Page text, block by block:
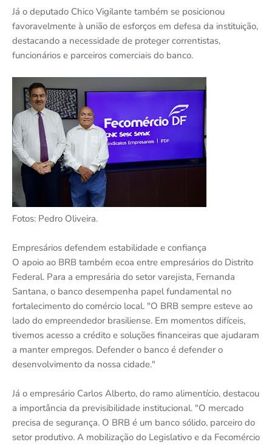
Já o deputado Chico Vigilante também se posicionou
favoravelmente à união de esforços em defesa da instituição,
destacando a necessidade de proteger correntistas,
funcionários e parceiros comerciais do banco.
Fotos: Pedro Oliveira.
Empresários defendem estabilidade e confiança
O apoio ao BRB também ecoa entre empresários do Distrito
Federal. Para a empresária do setor varejista, Fernanda
Santana, o banco desempenha papel fundamental no
fortalecimento do comércio local. "O BRB sempre esteve ao
lado do empreendedor brasiliense. Em momentos difíceis,
tivemos acesso a crédito e soluções financeiras que ajudaram
a manter empregos. Defender o banco é defender o
desenvolvimento da nossa cidade."
Já o empresário Carlos Alberto, do ramo alimentício, destacou
a importância da previsibilidade institucional. "O mercado
precisa de segurança. O BRB é um banco sólido, parceiro do
setor produtivo. A mobilização do Legislativo e da Fecomércio